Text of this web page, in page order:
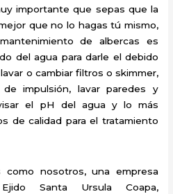
importante que sepas que la
que no lo hagas tú mismo,
de albercas es
del agua para darle el debido
o cambiar filtros o skimmer,
impulsión, lavar paredes y
el pH del agua y lo más
de calidad para el tratamiento
como nosotros, una empresa
Santa Ursula Coapa,